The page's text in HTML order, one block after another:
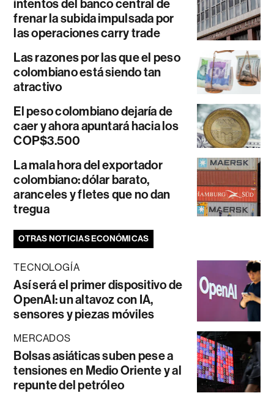
intentos del banco central de
frenar la subida impulsada por
las operaciones carry trade
Las razones por las que el peso
colombiano está siendo tan
atractivo
El peso colombiano dejaría de
caer y ahora apuntará hacia los
COP$3.500
La mala hora del exportador
colombiano: dólar barato,
aranceles y fletes que no dan
tregua
OTRAS NOTICIAS ECONÓMICAS
TECNOLOGÍA
Así será el primer dispositivo de
OpenAI: un altavoz con IA,
sensores y piezas móviles
MERCADOS
Bolsas asiáticas suben pese a
tensiones en Medio Oriente y al
repunte del petróleo